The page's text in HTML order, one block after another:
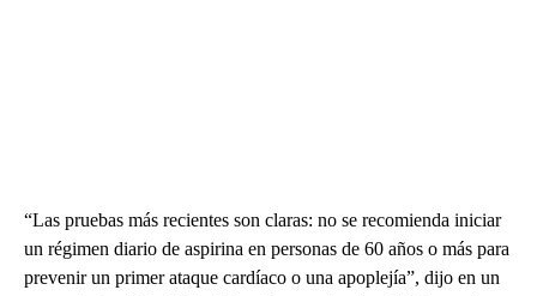
“Las pruebas más recientes son claras: no se recomienda iniciar
un régimen diario de aspirina en personas de 60 años o más para
prevenir un primer ataque cardíaco o una apoplejía”, dijo en un